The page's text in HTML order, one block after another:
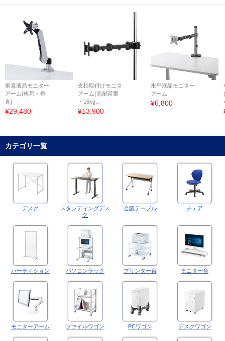
垂直液晶モニター
アーム(机用・垂
直)
¥29,480
支柱取付けモニタ
アーム(高耐荷重
・15kg...
¥13,900
水平液晶モニター
アーム
¥6,800
カテゴリ一覧
デスク
スタンディングデス
ク
会議テーブル チェア
パーティション パソコンラック プリンター台 モニター台
モニターアーム ファイルワゴン PCワゴン デスクワゴン